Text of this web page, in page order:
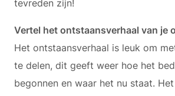
tevreden zijn!
Vertel het ontstaansverhaal van je
Het ontstaansverhaal is leuk om
te delen, dit geeft weer hoe het
begonnen en waar het nu staat.